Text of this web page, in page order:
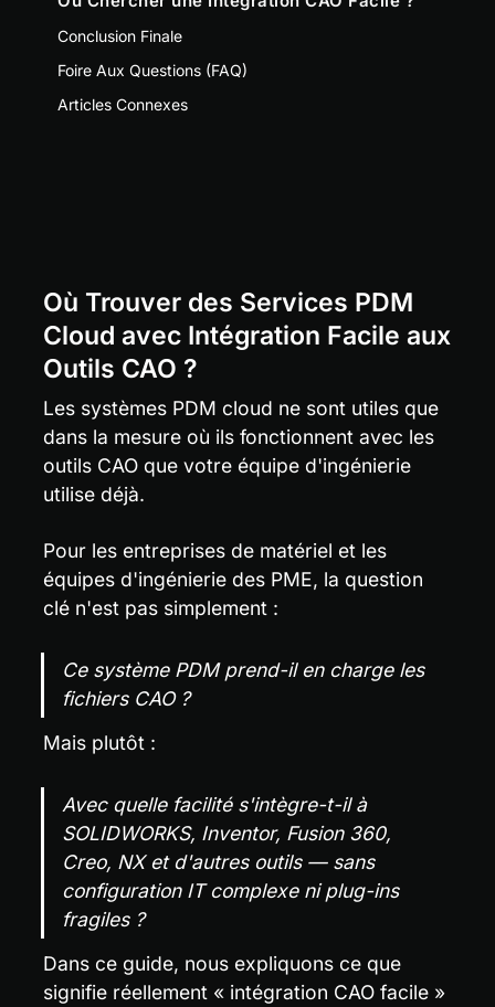
Conclusion Finale
Foire Aux Questions (FAQ)
Articles Connexes
Où Trouver des Services PDM
Cloud avec Intégration Facile aux
Outils CAO ?
Les systèmes PDM cloud ne sont utiles que
dans la mesure où ils fonctionnent avec les
outils CAO que votre équipe d'ingénierie
utilise déjà.
Pour les entreprises de matériel et les
équipes d'ingénierie des PME, la question
clé n'est pas simplement :
Ce système PDM prend-il en charge les
fichiers CAO ?
Mais plutôt :
Avec quelle facilité s'intègre-t-il à
SOLIDWORKS, Inventor, Fusion 360,
Creo, NX et d'autres outils — sans
configuration IT complexe ni plug-ins
fragiles ?
Dans ce guide, nous expliquons ce que
signifie réellement « intégration CAO facile »